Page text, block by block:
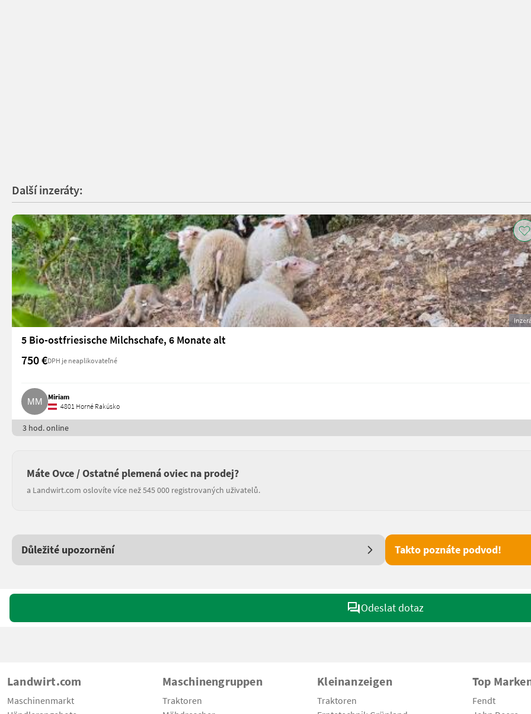
Další inzeráty:
5 Bio-ostfriesische Milchschafe, 6 Monate alt
750 €DPH je neaplikovateľné
Miriam
4801 Horné Rakúsko
3 hod. online
Máte Ovce / Ostatné plemená oviec na prodej?
a Landwirt.com oslovíte více než 545 000 registrovaných uživatelů.
Důležité upozornění Takto poznáte podvod!
Odeslat dotaz
Landwirt.com
Maschinenmarkt
Maschinengruppen
Traktoren
Kleinanzeigen
Traktoren
Top
Fendt